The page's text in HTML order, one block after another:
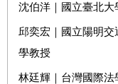
沈伯洋｜國立臺北
邱奕宏｜國立陽明
學教授
林廷輝｜台灣國際法